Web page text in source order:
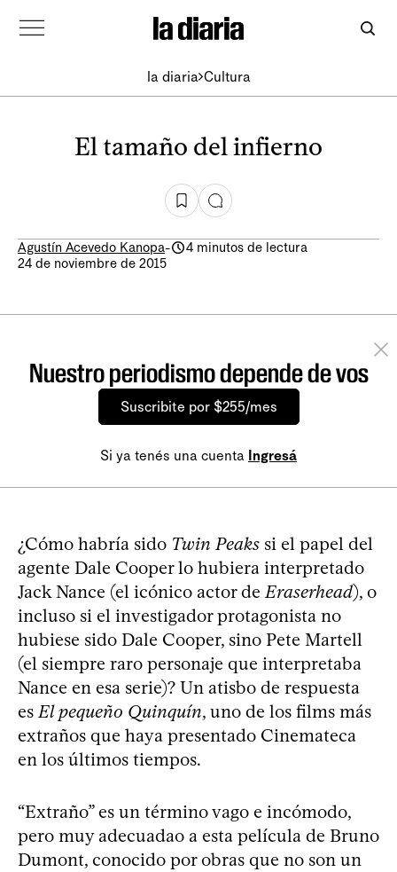
la diaria Cultura
El tamaño del infierno
Agustín Acevedo Kanopa-
4 minutos de lectura
24 de noviembre de 2015
Nuestro periodismo depende de vos
Suscribite por $255/mes
Si ya tenés una cuenta Ingresá
¿Cómo habría sido Twin Peaks si el papel del
agente Dale Cooper lo hubiera interpretado
Jack Nance (el icónico actor deEraserhead), o
incluso si el investigador protagonista no
hubiese sido Dale Cooper, sino Pete Martell
(el siempre raro personaje que interpretaba
Nance en esa serie)? Un atisbo de respuesta
esEl pequeño Quinquín, uno de los films más
extraños que haya presentado Cinemateca
en los últimos tiempos.
“Extraño” es un término vago e incómodo,
pero muy adecuadao a esta película de Bruno
Dumont, conocido por obras que no son un